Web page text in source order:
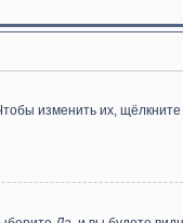
изменить их,